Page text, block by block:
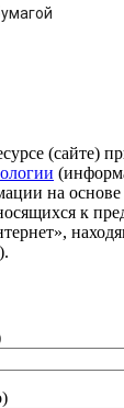
(сайте)
на основе
к